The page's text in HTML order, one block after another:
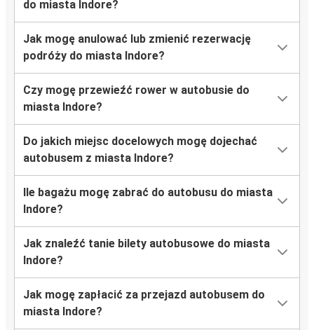
do miasta Indore?
Jak mogę anulować lub zmienić rezerwację
podróży do miasta Indore?
Czy mogę przewieźć rower w autobusie do
miasta Indore?
Do jakich miejsc docelowych mogę dojechać
autobusem z miasta Indore?
Ile bagażu mogę zabrać do autobusu do miasta
Indore?
Jak znaleźć tanie bilety autobusowe do miasta
Indore?
Jak mogę zapłacić za przejazd autobusem do
miasta Indore?